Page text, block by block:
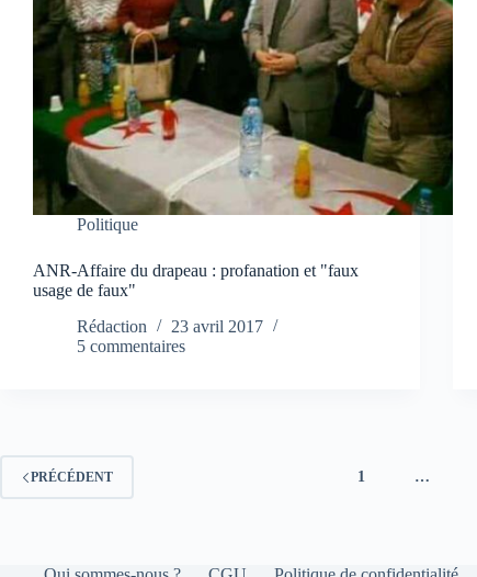
Politique
ANR-Affaire du drapeau : profanation et "faux
usage de faux"
Rédaction
23 avril 2017
5 commentaires
PRÉCÉDENT 1 …